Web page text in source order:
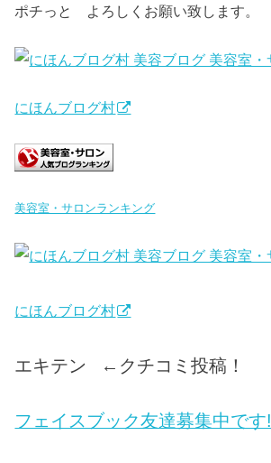
ポチっと よろしくお願い致します。
にほんブログ村
美容室・サロンランキング
にほんブログ村
エキテン ←クチコミ投稿！
フェイスブック友達募集中です!